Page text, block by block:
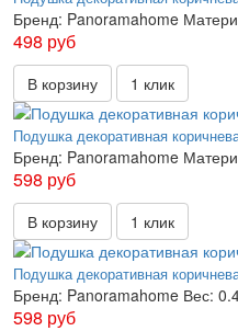
Бренд: Panoramahome
498 руб
В корзину 1 клик
Подушка декоративная
Бренд: Panoramahome
598 руб
В корзину 1 клик
Подушка декоративная
Бренд: Panoramahome Вес:
598 руб